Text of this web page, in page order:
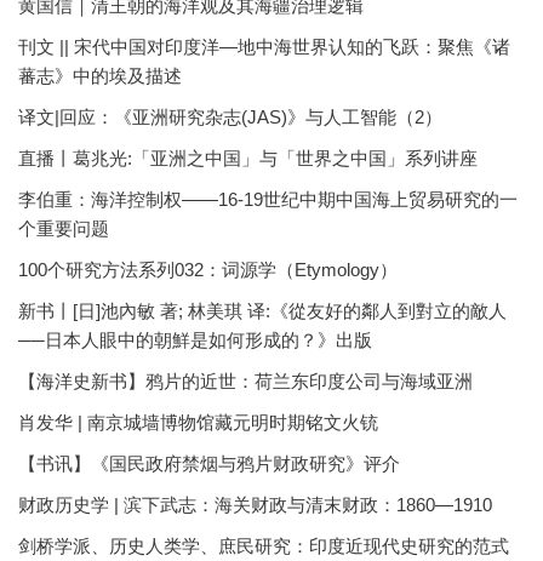
黄国信｜清王朝的海洋观及其海疆治理逻辑
刊文 || 宋代中国对印度洋—地中海世界认知的飞跃：聚焦《诸
蕃志》中的埃及描述
译文|回应：《亚洲研究杂志(JAS)》与人工智能（2）
直播丨葛兆光:「亚洲之中国」与「世界之中国」系列讲座
李伯重：海洋控制权——16-19世纪中期中国海上贸易研究的一
个重要问题
100个研究方法系列032：词源学（Etymology）
新书丨[日]池內敏 著; 林美琪 译:《從友好的鄰人到對立的敵人
──日本人眼中的朝鮮是如何形成的？》出版
【海洋史新书】鸦片的近世：荷兰东印度公司与海域亚洲
肖发华 | 南京城墙博物馆藏元明时期铭文火铳
【书讯】《国民政府禁烟与鸦片财政研究》评介
财政历史学 | 滨下武志：海关财政与清末财政：1860—1910
剑桥学派、历史人类学、庶民研究：印度近现代史研究的范式